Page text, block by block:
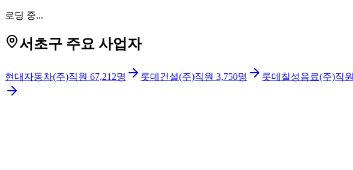
로딩 중...
서초구 주요 사업자
현대자동차(주)직원 67,212명 롯데건설(주)직원 3,750명 롯데칠성음료(주)직원